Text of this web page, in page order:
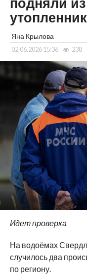
подняли
Яна Крылова
02.06.2026 15:36 238
Идет проверка
На водоёмах
случилось два
по региону.